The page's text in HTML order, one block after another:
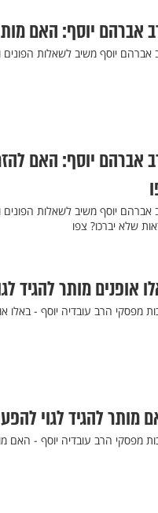
אברהם יוסף: האם
אברהם יוסף משיב לשאלות
אברהם יוסף: האם
אברהם יוסף משיב לשאלות
שלא יברכו? צפו
אופנים מותר להגיד
מפסקי הרב עובדיה יוסף - באלו
מותר להגיד לגוי
מפסקי הרב עובדיה יוסף - האם